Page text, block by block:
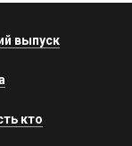
выпуск
кто